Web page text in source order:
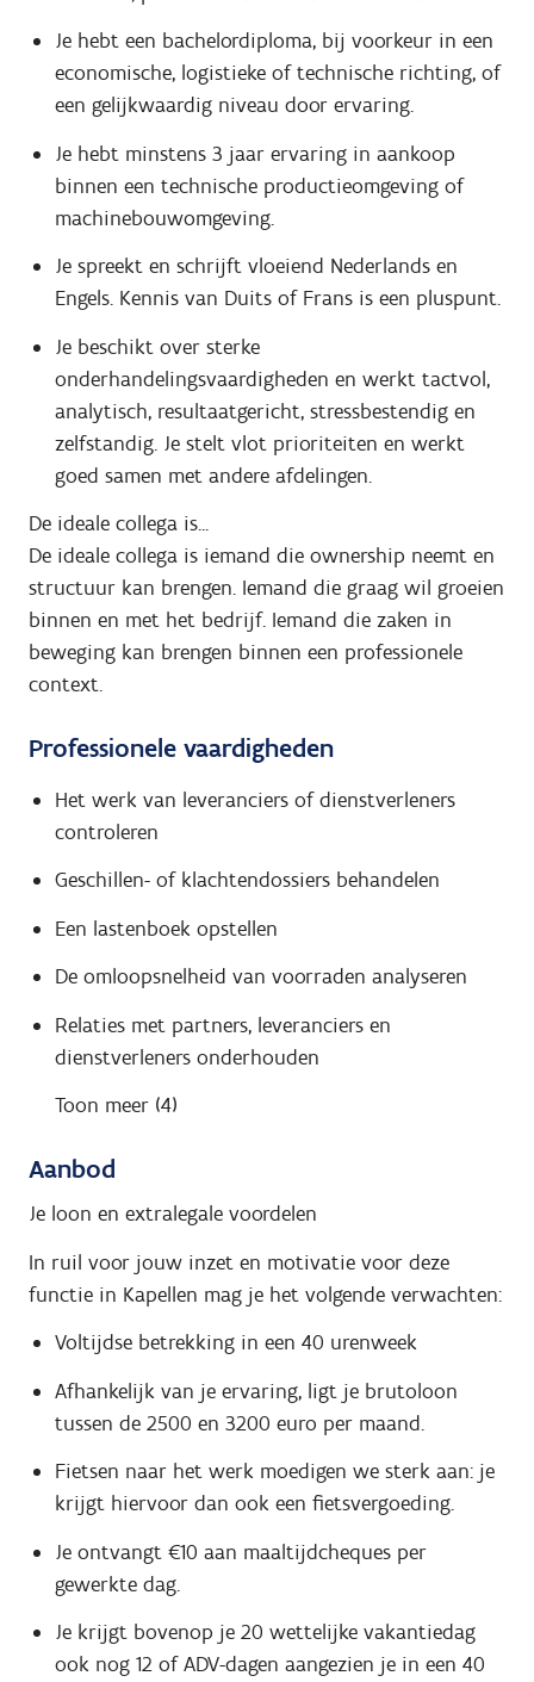
Je hebt een bachelordiploma, bij voorkeur in een
economische, logistieke of technische richting, of
een gelijkwaardig niveau door ervaring.
Je hebt minstens 3 jaar ervaring in aankoop
binnen een technische productieomgeving of
machinebouwomgeving.
Je spreekt en schrijft vloeiend Nederlands en
Engels. Kennis van Duits of Frans is een pluspunt.
Je beschikt over sterke
onderhandelingsvaardigheden en werkt tactvol,
analytisch, resultaatgericht, stressbestendig en
zelfstandig. Je stelt vlot prioriteiten en werkt
goed samen met andere afdelingen.
De ideale collega is...
De ideale collega is iemand die ownership neemt en
structuur kan brengen. Iemand die graag wil groeien
binnen en met het bedrijf. Iemand die zaken in
beweging kan brengen binnen een professionele
context.
Professionele vaardigheden
Het werk van leveranciers of dienstverleners
controleren
Geschillen- of klachtendossiers behandelen
Een lastenboek opstellen
De omloopsnelheid van voorraden analyseren
Relaties met partners, leveranciers en
dienstverleners onderhouden
Toon meer (4)
Aanbod
Je loon en extralegale voordelen
In ruil voor jouw inzet en motivatie voor deze
functie in Kapellen mag je het volgende verwachten:
Voltijdse betrekking in een 40 urenweek
Afhankelijk van je ervaring, ligt je brutoloon
tussen de 2500 en 3200 euro per maand.
Fietsen naar het werk moedigen we sterk aan: je
krijgt hiervoor dan ook een fietsvergoeding.
Je ontvangt €10 aan maaltijdcheques per
gewerkte dag.
Je krijgt bovenop je 20 wettelijke vakantiedag
ook nog 12 of ADV-dagen aangezien je in een 40